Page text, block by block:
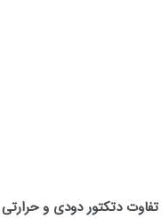
تفاوت دتکتور دودی و حرارتی